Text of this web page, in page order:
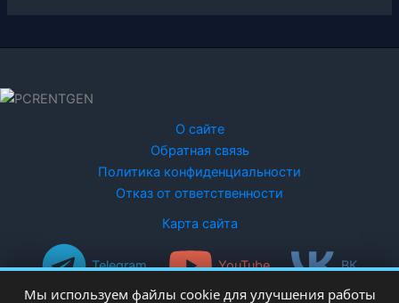
О сайте
Обратная связь
Политика конфиденциальности
Отказ от ответственности
Карта сайта
Telegram YouTube ВК
Мы используем файлы cookie для улучшения работы